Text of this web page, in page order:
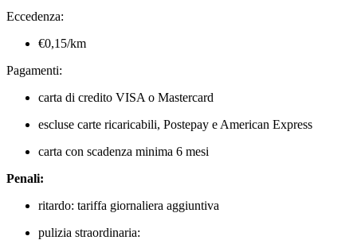
Eccedenza:
€0,15/km
Pagamenti:
carta di credito VISA o Mastercard
escluse carte ricaricabili, Postepay e American Express
carta con scadenza minima 6 mesi
Penali:
ritardo: tariffa giornaliera aggiuntiva
pulizia straordinaria: